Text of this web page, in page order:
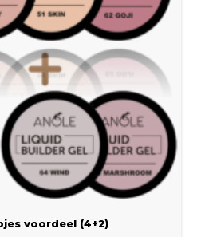
voordeel (4+2)